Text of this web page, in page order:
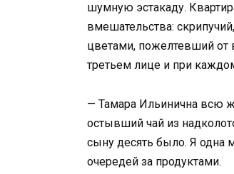
шумную эстакаду.
вмешательства:
цветами, пожелтевший от
третьем лице и при
— Тамара Ильинична всю
остывший чай из
сыну десять было. Я одна
очередей за продуктами.